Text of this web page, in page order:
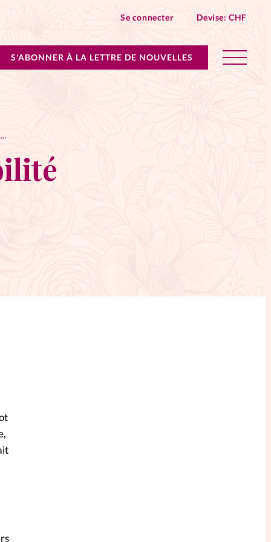
Se connecter Devise:CHF
S'ABONNER À LA LETTRE DE NOUVELLES
don
LA BÉNÉDICTION DE LA STABILITÉ